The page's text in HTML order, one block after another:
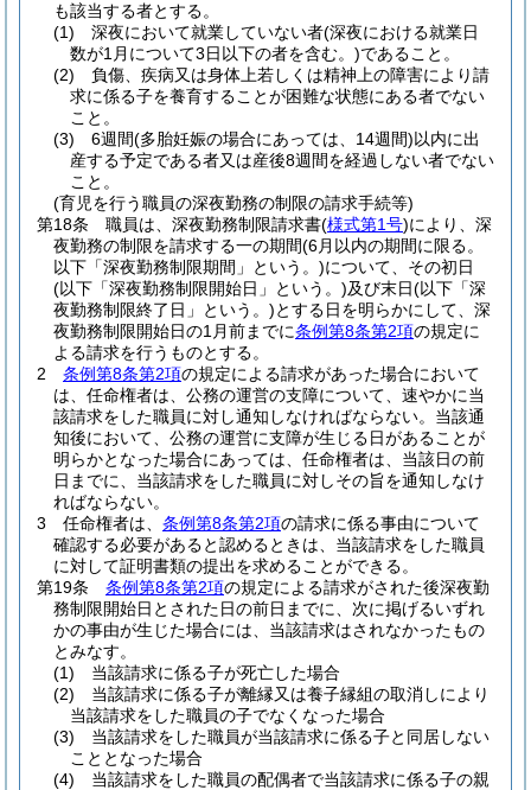
も該当する者とする。
(1)
深夜において就業していない者(深夜における就業日
数が1月について3日以下の者を含む。)であること。
(2)
負傷、疾病又は身体上若しくは精神上の障害により請
求に係る子を養育することが困難な状態にある者でない
こと。
(3)
6週間(多胎妊娠の場合にあっては、14週間)以内に出
産する予定である者又は産後8週間を経過しない者でない
こと。
(育児を行う職員の深夜勤務の制限の請求手続等)
第18条
職員は、深夜勤務制限請求書(様式第1号)により、深
夜勤務の制限を請求する一の期間(6月以内の期間に限る。
以下「深夜勤務制限期間」という。)について、その初日
(以下「深夜勤務制限開始日」という。)及び末日(以下「深
夜勤務制限終了日」という。)とする日を明らかにして、深
夜勤務制限開始日の1月前までに条例第8条第2項の規定に
よる請求を行うものとする。
2
条例第8条第2項の規定による請求があった場合において
は、任命権者は、公務の運営の支障について、速やかに当
該請求をした職員に対し通知しなければならない。 当該通
知後において、公務の運営に支障が生じる日があることが
明らかとなった場合にあっては、任命権者は、当該日の前
日までに、当該請求をした職員に対しその旨を通知しなけ
ればならない。
3
任命権者は、 条例第8条第2項の請求に係る事由について
確認する必要があると認めるときは、当該請求をした職員
に対して証明書類の提出を求めることができる。
第19条
条例第8条第2項の規定による請求がされた後深夜勤
務制限開始日とされた日の前日までに、次に掲げるいずれ
かの事由が生じた場合には、当該請求はされなかったもの
とみなす。
(1)
当該請求に係る子が死亡した場合
(2)
当該請求に係る子が離縁又は養子縁組の取消しにより
当該請求をした職員の子でなくなった場合
(3)
当該請求をした職員が当該請求に係る子と同居しない
こととなった場合
(4)
当該請求をした職員の配偶者で当該請求に係る子の親